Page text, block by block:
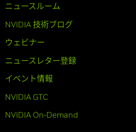
ニュースルーム
NVIDIA 技術ブログ
ウェビナー
ニュースレター登録
イベント情報
NVIDIA GTC
NVIDIA On-Demand